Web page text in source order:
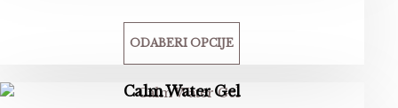
ODABERI OPCIJE
proizvod
Calm Water Gel